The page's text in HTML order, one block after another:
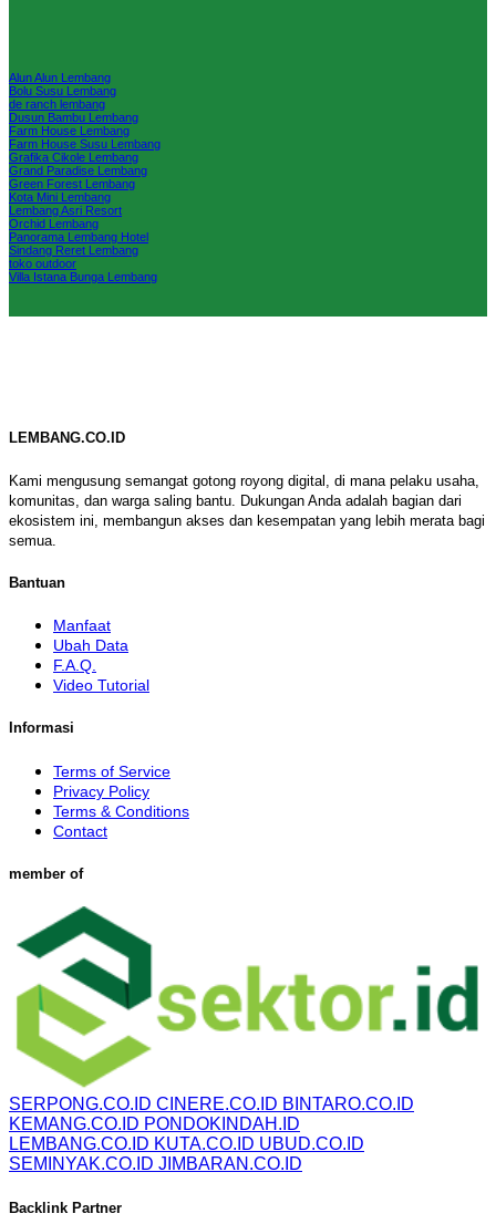
Alun Alun Lembang
Bolu Susu Lembang
de ranch lembang
Dusun Bambu Lembang
Farm House Lembang
Farm House Susu Lembang
Grafika Cikole Lembang
Grand Paradise Lembang
Green Forest Lembang
Kota Mini Lembang
Lembang Asri Resort
Orchid Lembang
Panorama Lembang Hotel
Sindang Reret Lembang
toko outdoor
Villa Istana Bunga Lembang
LEMBANG.CO.ID
Kami mengusung semangat gotong royong digital, di mana pelaku usaha,
komunitas, dan warga saling bantu. Dukungan Anda adalah bagian dari
ekosistem ini, membangun akses dan kesempatan yang lebih merata bagi
semua.
Bantuan
Manfaat
Ubah Data
F.A.Q.
Video Tutorial
Informasi
Terms of Service
Privacy Policy
Terms & Conditions
Contact
member of
SERPONG.CO.ID CINERE.CO.ID BINTARO.CO.ID
KEMANG.CO.ID PONDOKINDAH.ID
LEMBANG.CO.ID KUTA.CO.ID UBUD.CO.ID
SEMINYAK.CO.ID JIMBARAN.CO.ID
Backlink Partner